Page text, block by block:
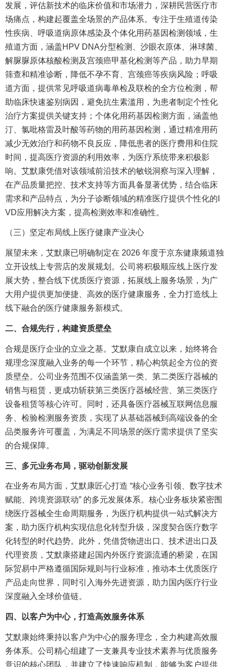
发展，评估新技术的临床价值和市场潜力，深耕民营医疗市
场痛点，构建起覆盖全场景的产品体系。专注于生殖道传染
性疾病、呼吸道病原体感染及个体化用药基因检测领域，生
殖道方面，涵盖HPV DNA分型检测、沙眼衣原体、淋球菌、
解脲脲原体核酸检测及宫颈癌甲基化检测等产品，助力早期
筛查和精准诊断，降低不孕不育、宫颈癌等疾病风险；呼吸
道方面，提供常见呼吸道病毒单检及联检的全方位检测，帮
助临床快速鉴别病因，避免抗生素滥用，为患者制定个性化
治疗方案提供关键支持；个体化用药基因检测方面，涵盖他
汀、氯吡格雷及叶酸等药物的用药基因检测，通过精准用药
减少无效治疗和药物不良反应，降低患者的医疗费用和住院
时间，提高医疗资源的利用效率，为医疗系统带来积极影
响。艾默康凭借对该领域前沿技术的敏锐洞察与深入理解，
在产品质量把控、技术支持等方面具备显著优势，结合临床
需求和产品特点，为分子诊断领域的精准医疗提供个性化的I
VD应用解决方案，提高检测效率和准确性。
（三）坚定布局线上医疗健康产业决心
展望未来，艾默康已明确制定在 2026 年度于京东健康频道独
立开设线上专营店的发展规划。公司将积极顺应线上医疗发
展大势，整合线下优质医疗资源，拓展线上服务场景，为广
大用户提供更加便捷、高效的医疗健康服务，全力打造线上
线下融合的医疗健康服务新模式。
二、合规先行，构建资质壁垒
合规是医疗企业的立业之基。艾默康自成立以来，始终将合
规理念深度融入业务的每一个环节，精心构筑起全方位的资
质壁垒。公司业务范围不仅涵盖第一类、第二类医疗器械的
销售与租赁，更成功斩获第三类医疗器械经营、第三类医疗
设备租赁等核心许可。同时，还具备医疗器械互联网信息服
务、检验检测服务资质，实现了从基础器械到高端设备的全
品类服务许可覆盖，为满足不同场景的医疗需求提供了坚实
的合规保障。
三、多元业务布局，驱动创新发展
在业务布局方面，艾默康匠心打造 “核心业务引领、数字技术
赋能、跨境资源联动” 的多元发展体系。核心业务板块紧密围
绕医疗器械全生命周期服务，为医疗机构提供一站式解决方
案，助力医疗机构实现信息化转型升级，深度契合医疗数字
化转型的时代趋势。此外，凭借货物进出口、技术进出口及
代理资质，艾默康搭建起国内外医疗资源流通的桥梁，在国
际贸易中严格遵循国际规则与行业标准，推动本土优质医疗
产品走向世界，同时引入海外先进资源，助力国内医疗行业
深度融入全球价值链。
四、以客户为中心，打造高效服务体系
艾默康始终秉持以客户为中心的服务理念，全力构建高效服
务体系。公司精心组建了一支兼具专业技术素养与优质服务
意识的核心团队，并建立了快速响应机制，能够为客户提供